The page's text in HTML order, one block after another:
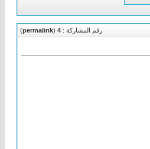
رقم المشاركة : 4
(
permalink
)